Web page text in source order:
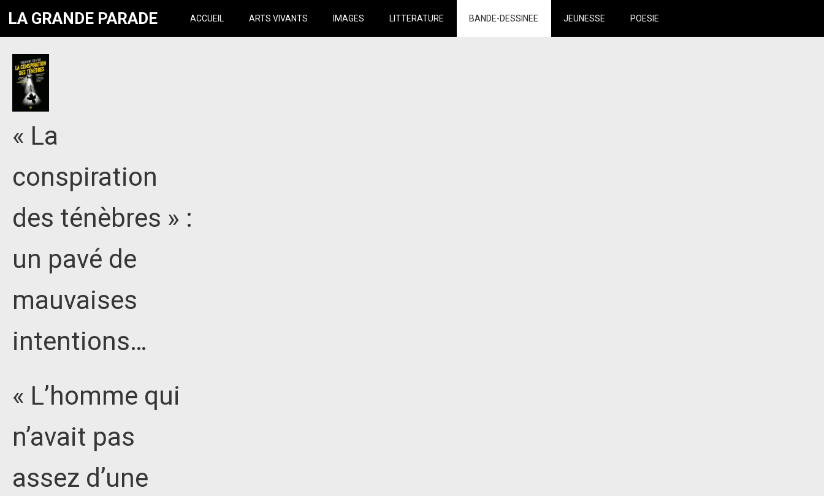
LA GRANDE PARADE ACCUEIL ARTS VIVANTS IMAGES LITTERATURE BANDE-DESSINEE JEUNESSE POESIE
« La
conspiration
des ténèbres » :
un pavé de
mauvaises
intentions…
« L’homme qui
n’avait pas
assez d’une